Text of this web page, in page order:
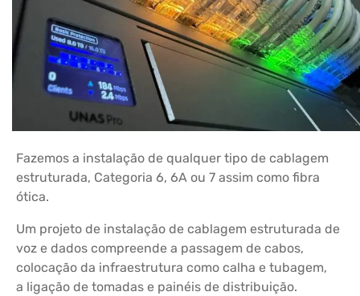
Fazemos a instalação de qualquer tipo de cablagem
estruturada, Categoria 6, 6A ou 7 assim como fibra
ótica.
Um projeto de instalação de cablagem estruturada de
voz e dados compreende a passagem de cabos,
colocação da infraestrutura como calha e tubagem,
a ligação de tomadas e painéis de distribuição.